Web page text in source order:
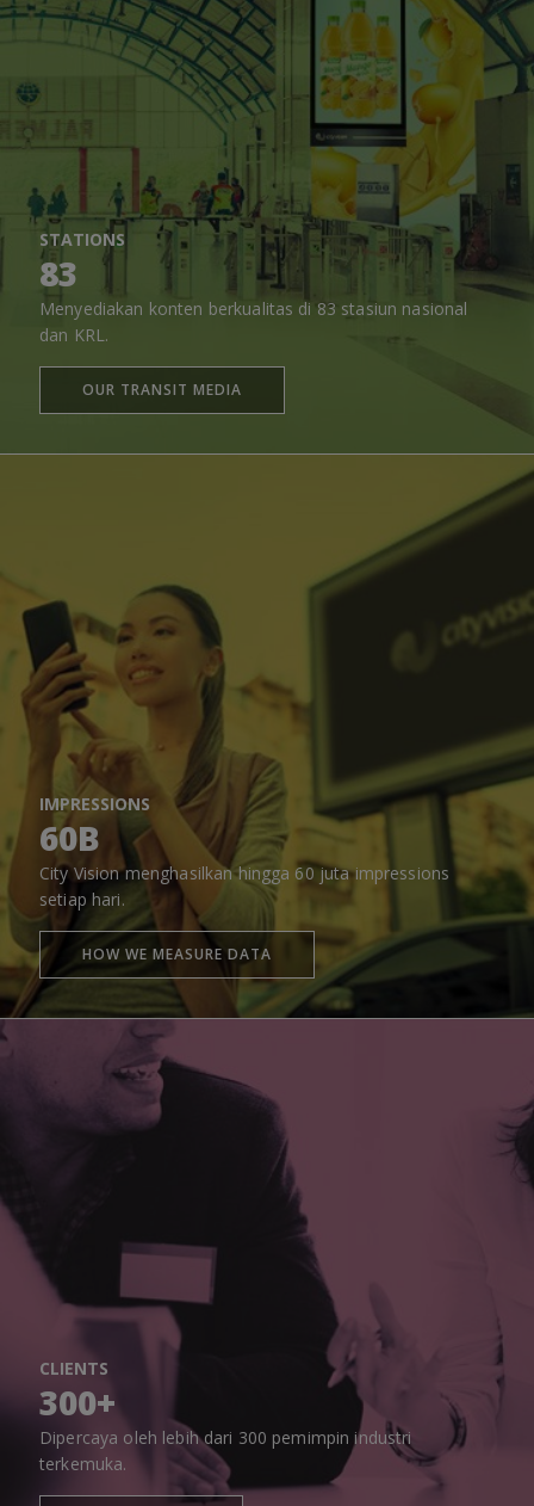
STATIONS
83
Menyediakan konten berkualitas di 83 stasiun nasional
dan KRL.
OUR TRANSIT MEDIA
IMPRESSIONS
60B
City Vision menghasilkan hingga 60 juta impressions
setiap hari.
HOW WE MEASURE DATA
CLIENTS
300+
Dipercaya oleh lebih dari 300 pemimpin industri
terkemuka.